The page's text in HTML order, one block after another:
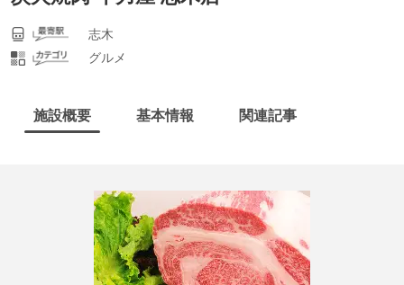
志木
グルメ
施設概要 基本情報 関連記事